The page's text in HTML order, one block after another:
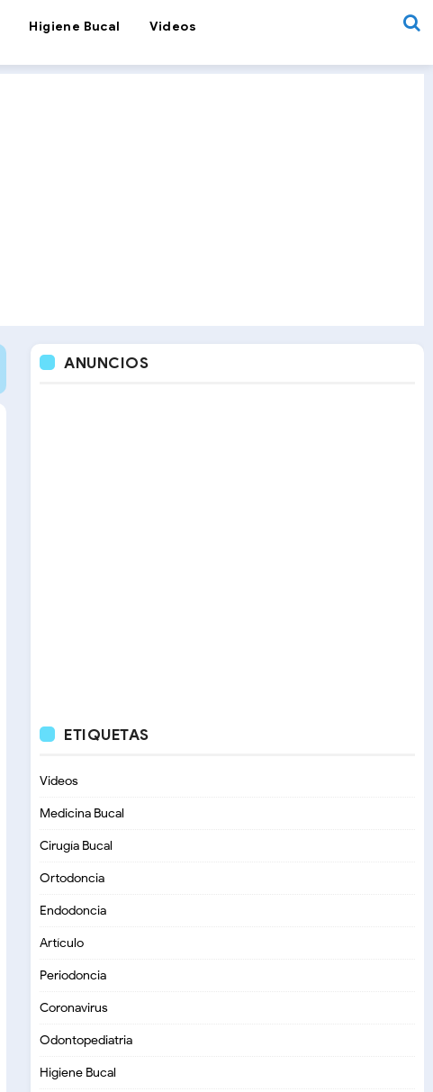
Higiene Bucal Videos
ANUNCIOS
ETIQUETAS
Videos
Medicina Bucal
Cirugía Bucal
Ortodoncia
Endodoncia
Artículo
Periodoncia
Coronavirus
Odontopediatria
Higiene Bucal